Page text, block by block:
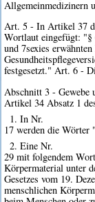
Allgemeinmedizinern
Art. 5 - In Artikel 37
Wortlaut eingefügt:
und 7sexies
festgesetzt." Art. 6 -
Abschnitt 3 - Gewebe
Artikel 34 Absatz 1
1. In Nr.
17 werden die Wörter
2. Eine Nr.
29 mit folgendem
Körpermaterial unter
Gesetzes vom 19.
menschlichen